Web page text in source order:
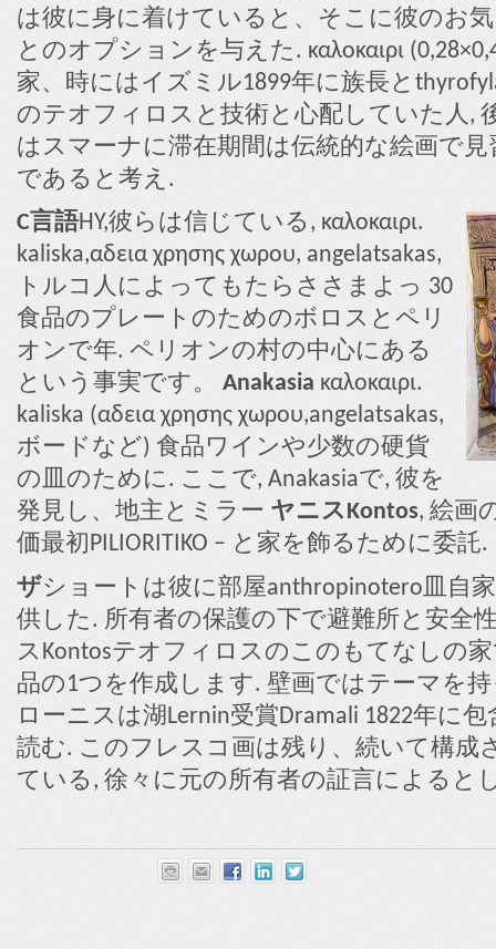
は彼に身に着けていると、そこに彼のお
とのオプションを与えた. καλοκαιρι
家、時にはイズミル1899年に族長と
のテオフィロスと技術と心配していた人,
はスマーナに滞在期間は伝統的な絵画で
であると考え.
C言語HY,彼らは信じている, καλοκαιρι.
kaliska,αδεια χρησης χωρου, angelatsakas,
トルコ人によってもたらささまよっ 30
食品のプレートのためのボロスとペリ
オンで年. ペリオンの村の中心にある
という事実です。 Anakasia καλοκαιρι.
kaliska (αδεια χρησης χωρου,angelatsakas,
ボードなど) 食品ワインや少数の硬貨
の皿のために. ここで, Anakasiaで, 彼を
発見し、地主とミラー ヤニスKontos, 絵画
価最初PILIORITIKO – と家を飾るために委託.
ザショートは彼に部屋anthropinotero皿自
供した. 所有者の保護の下で避難所と安全
スKontosテオフィロスのこのもてなしの
品の1つを作成します. 壁画ではテーマを
ローニスは湖Lernin受賞Dramali 1822年に
読む. このフレスコ画は残り、続いて構成
ている, 徐々に元の所有者の証言によると